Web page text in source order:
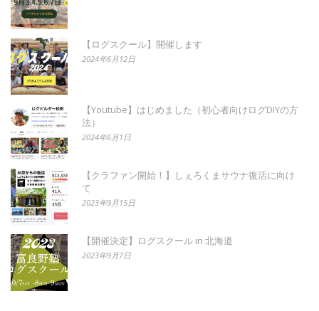
【ログスクール】開催します
2024年6月12日
【Youtube】はじめました（初心者向けログDIYの方
法）
2024年6月1日
【クラファン開始！】しぇろくまサウナ復活に向け
て
2023年9月15日
【開催決定】ログスクール in 北海道
2023年9月7日